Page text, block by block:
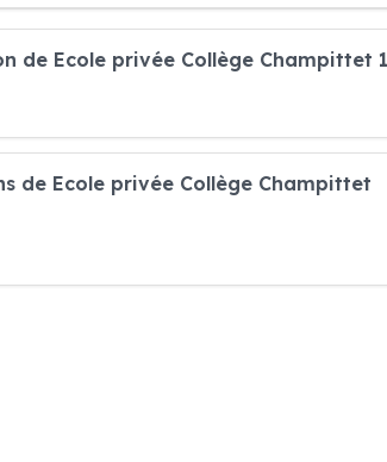
de Ecole privée Collège Champittet
de Ecole privée Collège Champittet